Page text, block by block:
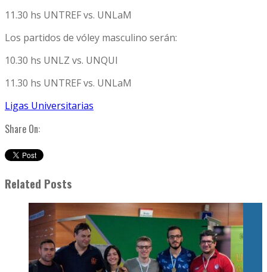
11.30 hs UNTREF vs. UNLaM
Los partidos de vóley masculino serán:
10.30 hs UNLZ vs. UNQUI
11.30 hs UNTREF vs. UNLaM
Ligas Universitarias
Share On:
Related Posts